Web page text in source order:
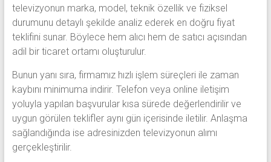
televizyonun marka, model, teknik özellik ve fiziksel
durumunu detaylı şekilde analiz ederek en doğru fiyat
teklifini sunar. Böylece hem alıcı hem de satıcı açısından
adil bir ticaret ortamı oluşturulur.
Bunun yanı sıra, firmamız hızlı işlem süreçleri ile zaman
kaybını minimuma indirir. Telefon veya online iletişim
yoluyla yapılan başvurular kısa sürede değerlendirilir ve
uygun görülen teklifler aynı gün içerisinde iletilir. Anlaşma
sağlandığında ise adresinizden televizyonun alımı
gerçekleştirilir.